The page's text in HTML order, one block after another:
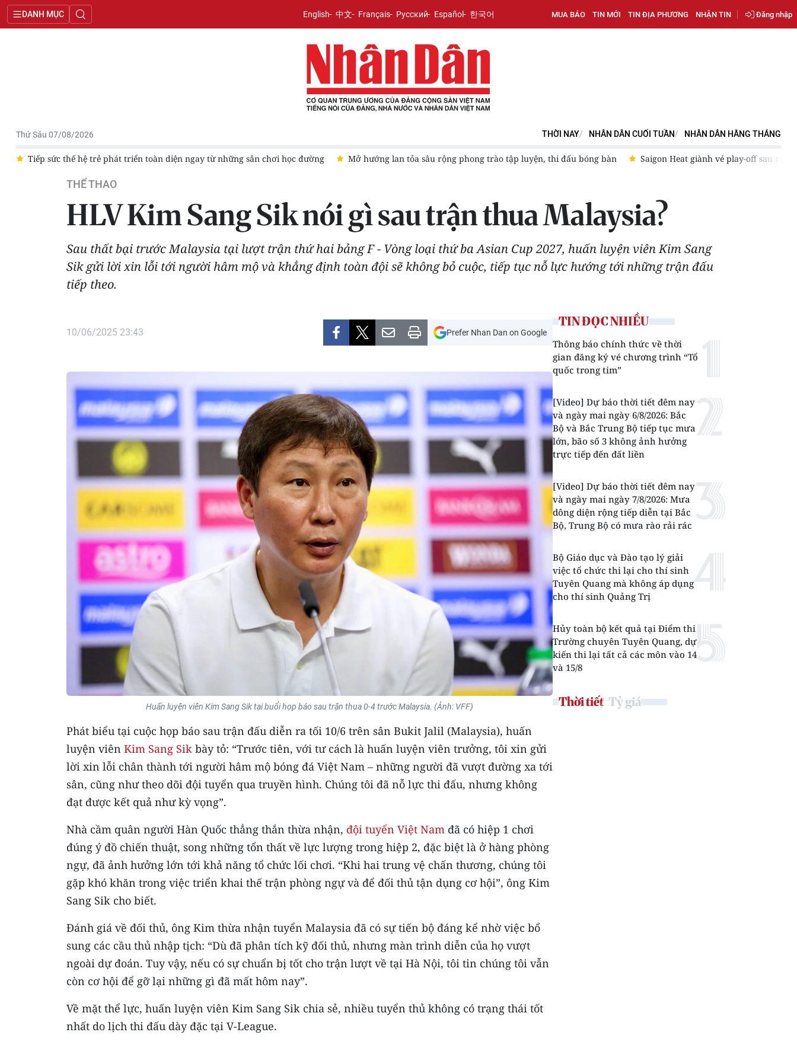
DANH MỤC English 中文 Français Русский Español 한국어 MUA BÁO TIN MỚI TIN ĐỊA PHƯƠNG NHẬN TIN Đăng nhập
Thứ Sáu 07/08/2026 THỜI NAY NHÂN DÂN CUỐI TUẦN NHÂN DÂN HẰNG THÁNG
hệ trẻ phát triển toàn diện ngay từ những sân chơi học đường Mở hướng lan tỏa sâu rộng phong trào tập luyện, thi đấu bóng bàn Saigon Heat giành vé play-off sau màn ngược dòng
THỂ THAO
HLV Kim Sang Sik nói gì sau trận thua Malaysia?
Sau thất bại trước Malaysia tại lượt trận thứ hai bảng F - Vòng loại thứ ba Asian Cup 2027, huấn luyện viên Kim Sang
Sik gửi lời xin lỗi tới người hâm mộ và khẳng định toàn đội sẽ không bỏ cuộc, tiếp tục nỗ lực hướng tới những trận đấu
tiếp theo.
10/06/2025 23:43 Prefer Nhan Dan on Google
Huấn luyện viên Kim Sang Sik tại buổi họp báo sau trận thua 0-4 trước Malaysia. (Ảnh: VFF)
Phát biểu tại cuộc họp báo sau trận đấu diễn ra tối 10/6 trên sân Bukit Jalil (Malaysia), huấn
luyện viên Kim Sang Sik bày tỏ: “Trước tiên, với tư cách là huấn luyện viên trưởng, tôi xin gửi
lời xin lỗi chân thành tới người hâm mộ bóng đá Việt Nam – những người đã vượt đường xa tới
sân, cũng như theo dõi đội tuyển qua truyền hình. Chúng tôi đã nỗ lực thi đấu, nhưng không
đạt được kết quả như kỳ vọng”.
Nhà cầm quân người Hàn Quốc thẳng thắn thừa nhận, đội tuyển Việt Nam đã có hiệp 1 chơi
đúng ý đồ chiến thuật, song những tổn thất về lực lượng trong hiệp 2, đặc biệt là ở hàng phòng
ngự, đã ảnh hưởng lớn tới khả năng tổ chức lối chơi. “Khi hai trung vệ chấn thương, chúng tôi
gặp khó khăn trong việc triển khai thế trận phòng ngự và để đối thủ tận dụng cơ hội”, ông Kim
Sang Sik cho biết.
Đánh giá về đối thủ, ông Kim thừa nhận tuyển Malaysia đã có sự tiến bộ đáng kể nhờ việc bổ
sung các cầu thủ nhập tịch: “Dù đã phân tích kỹ đối thủ, nhưng màn trình diễn của họ vượt
ngoài dự đoán. Tuy vậy, nếu có sự chuẩn bị tốt cho trận lượt về tại Hà Nội, tôi tin chúng tôi vẫn
còn cơ hội để gỡ lại những gì đã mất hôm nay”.
Về mặt thể lực, huấn luyện viên Kim Sang Sik chia sẻ, nhiều tuyển thủ không có trạng thái tốt
nhất do lịch thi đấu dày đặc tại V-League.
TIN ĐỌC NHIỀU
Thông báo chính thức về thời
gian đăng ký vé chương trình “Tổ
quốc trong tim”
[Video] Dự báo thời tiết đêm nay
và ngày mai ngày 6/8/2026: Bắc
Bộ và Bắc Trung Bộ tiếp tục mưa
lớn, bão số 3 không ảnh hưởng
trực tiếp đến đất liền
[Video] Dự báo thời tiết đêm nay
và ngày mai ngày 7/8/2026: Mưa
dông diện rộng tiếp diễn tại Bắc
Bộ, Trung Bộ có mưa rào rải rác
Bộ Giáo dục và Đào tạo lý giải
việc tổ chức thi lại cho thí sinh
Tuyên Quang mà không áp dụng
cho thí sinh Quảng Trị
Hủy toàn bộ kết quả tại Điểm thi
Trường chuyên Tuyên Quang, dự
kiến thi lại tất cả các môn vào 14
và 15/8
Thời tiết Tỷ giá